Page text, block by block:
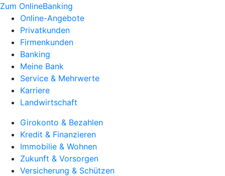
Zum OnlineBanking
Online-Angebote
Privatkunden
Firmenkunden
Banking
Meine Bank
Service & Mehrwerte
Karriere
Landwirtschaft
Girokonto & Bezahlen
Kredit & Finanzieren
Immobilie & Wohnen
Zukunft & Vorsorgen
Versicherung & Schützen